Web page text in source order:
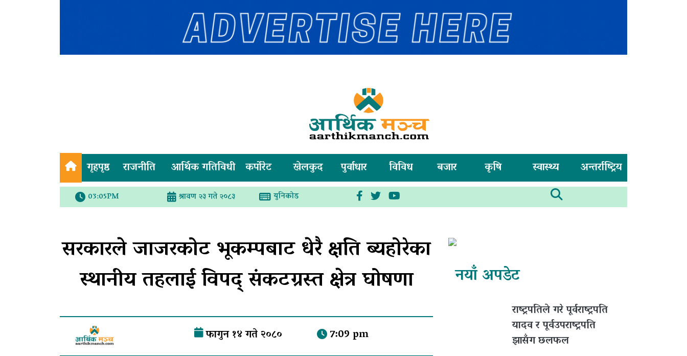
गृहपृष्ठ राजनीति आर्थिक गतिविधी कर्पोरेट खेलकुद पुर्वाधार विविध बजार कृषि स्वास्थ्य अन्तर्राष्ट्रिय
03:05PM श्रावण २३ गते २०८३ युनिकोड
सरकारले जाजरकोट भूकम्पबाट धेरै क्षति ब्यहोरेका
स्थानीय तहलाई विपद् संकटग्रस्त क्षेत्र घोषणा
फागुन १४ गते २०८० 7:09 pm
नयाँ अपडेट
राष्ट्रपतिले गरे पूर्वराष्ट्रपति
यादव र पूर्वउपराष्ट्रपति
झासँग छलफल